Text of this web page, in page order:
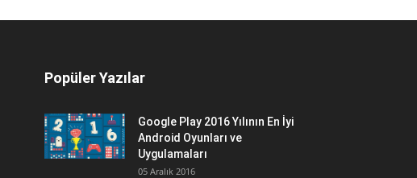
Popüler Yazılar
Google Play 2016 Yılının En İyi
Android Oyunları ve
Uygulamaları
05 Aralık 2016